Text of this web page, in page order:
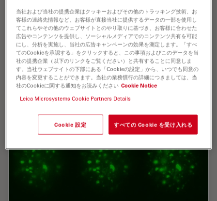
Advance Disease Research
In this webinar, Dr. Andreas Mund will introduce a
cutting-edge platform that merges Deep Visual
Proteomics (DVP) with AI-powered pathology models,
enabling high-resolution mapping of key regions in…
Oct 16, 2025 オンラインセミナー レーザーマイクロダイセクション（LMD） AI
当社および当社の提携企業はクッキーおよびその他のトラッキング技術、お
客様の連絡先情報など、お客様が直接当社に提供するデータの一部を使用し
てこれらやその他のウェブサイトとのやり取りに基づき、お客様に合わせた
広告やコンテンツを提供し、ソーシャルメディアでのコンテンツ共有を可能
にし、分析を実施し、当社の広告キャンペーンの効果を測定します。「すべ
てのCookieを承認する」をクリックすると、この事項およびこのデータを当
社の提携企業（以下のリンクをご覧ください）と共有することに同意しま
す。当社ウェブサイトの下部にある「Cookieの設定」から、いつでも同意の
内容を変更することができます。当社の業務慣行の詳細につきましては、当
社のCookieに関する通知をお読みください Cookie Notice
Leica Microsystems Cookie Partners Details
Cookie 設定 すべての Cookie を受け入れる